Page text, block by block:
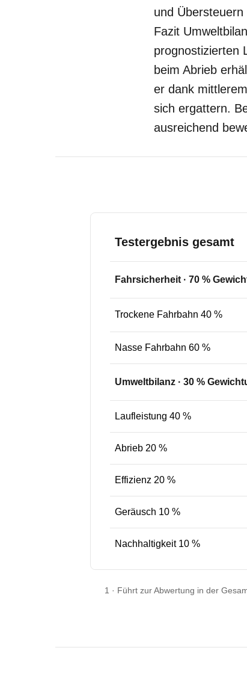
und
Fazit
prognostizierten
beim Abrieb
er dank
sich ergattern.
ausreichend
Testergebnis gesamt
Fahrsicherheit · 70 %
Trockene Fahrbahn 40 %
Nasse Fahrbahn 60 %
Umweltbilanz · 30 %
Laufleistung 40 %
Abrieb 20 %
Effizienz 20 %
Geräusch 10 %
Nachhaltigkeit 10 %
1 · Führt zur Abwertung in der